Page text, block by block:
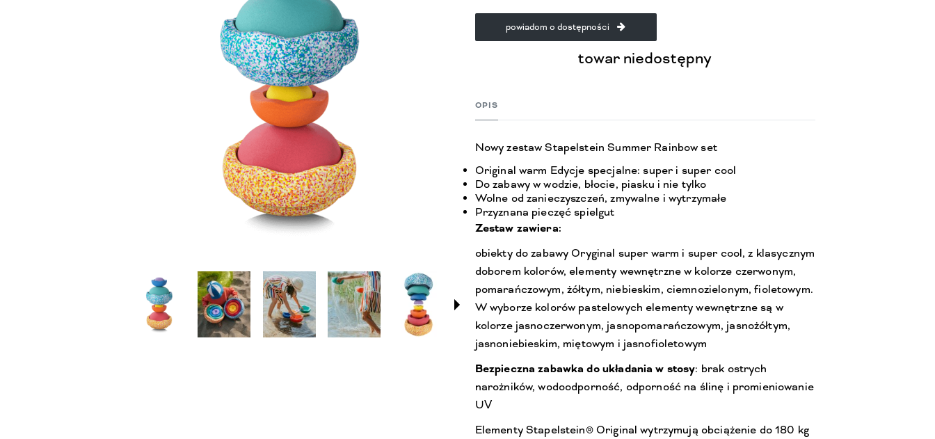
powiadom o dostępności
towar niedostępny
OPIS
Nowy zestaw Stapelstein Summer Rainbow set
Original warm Edycje specjalne: super i super cool
Do zabawy w wodzie, błocie, piasku i nie tylko
Wolne od zanieczyszczeń, zmywalne i wytrzymałe
Przyznana pieczęć spielgut
Zestaw zawiera:
obiekty do zabawy Oryginal super warm i super cool, z klasycznym
doborem kolorów, elementy wewnętrzne w kolorze czerwonym,
pomarańczowym, żółtym, niebieskim, ciemnozielonym, fioletowym.
W wyborze kolorów pastelowych elementy wewnętrzne są w
kolorze jasnoczerwonym, jasnopomarańczowym, jasnożółtym,
jasnoniebieskim, miętowym i jasnofioletowym
Bezpieczna zabawka do układania w stosy: brak ostrych
narożników, wodoodporność, odporność na ślinę i promieniowanie
UV
Elementy Stapelstein® Original wytrzymują obciążenie do 180 kg